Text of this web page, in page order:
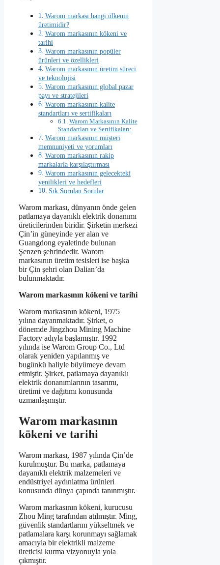
Warom markası hangi ülkenin
üretimidir?
Warom markasının kökeni ve
tarihi
Warom markasının popüler
ürünleri ve özellikleri
Warom markasının üretim süreci
ve teknolojisi
Warom markasının global pazar
payı ve stratejileri
Warom markasının kalite
standartları ve sertifikaları
Warom Markasının Kalite
Standartları ve Sertifikaları:
Warom markasının müşteri
memnuniyeti ve yorumları
Warom markasının rakip
markalarla karşılaştırması
Warom markasının gelecekteki
yenilikleri ve hedefleri
Sık Sorulan Sorular
Warom markası, dünyanın önde gelen
patlamaya dayanıklı elektrik donanımı
üreticilerinden biridir. Şirketin merkezi
Çin’in güneyinde yer alan ve
Guangdong eyaletinde bulunan
Şenzen şehrindedir. Warom
markasının üretim tesisleri ise başka
bir Çin şehri olan Dalian’da
bulunmaktadır.
Warom markasının kökeni ve tarihi
Warom markasının kökeni, 1975
yılına dayanmaktadır. Şirket, o
dönemde Jingzhou Mining Machine
Factory adıyla başlamıştır. 1992
yılında ise Warom Group Co., Ltd
olarak yeniden yapılanmış ve
bugünkü haliyle büyümeye devam
etmiştir. Şirket, patlamaya dayanıklı
elektrik donanımlarının tasarımı,
üretimi ve dağıtımı konusunda
uzmanlaşmıştır.
Warom markasının
kökeni ve tarihi
Warom markası, 1987 yılında Çin’de
kurulmuştur. Bu marka, patlamaya
dayanıklı elektrik malzemeleri ve
endüstriyel aydınlatma ürünleri
konusunda dünya çapında tanınmıştır.
Warom markasının kökeni, kurucusu
Zhou Ming tarafından atılmıştır. Ming,
güvenlik standartlarını yükseltmek ve
patlamalara karşı korunmayı sağlamak
amacıyla bir elektrikli malzeme
üreticisi kurma vizyonuyla yola
çıkmıştır.